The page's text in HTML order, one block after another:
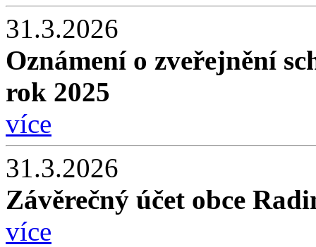
31.3.2026
Oznámení o zveřejnění
rok 2025
více
31.3.2026
Závěrečný účet obce
více